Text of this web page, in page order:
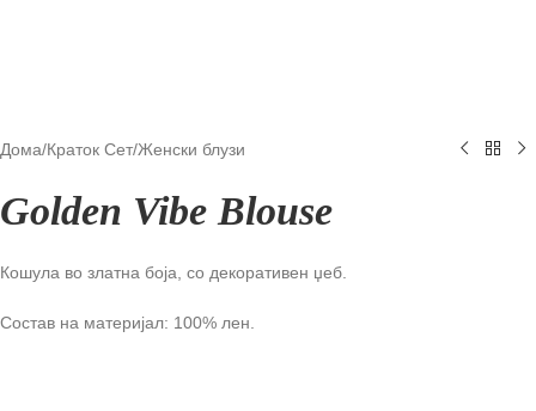
Дома/Краток Сет/Женски блузи
Golden Vibe Blouse
Кошула во златна боја, со декоративен џеб.
Состав на материјал: 100% лен.